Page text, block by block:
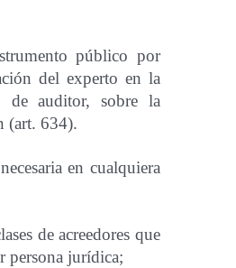
público por
del experto en la
de auditor, sobre la
(art. 634).
en cualquiera
de acreedores que
persona jurídica;